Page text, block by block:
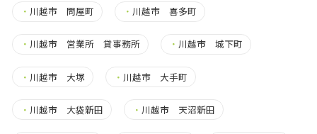
・ 川越市 問屋町 ・ 川越市 喜多町
・ 川越市 営業所 貸事務所 ・ 川越市 城下町
・ 川越市 大塚 ・ 川越市 大手町
・ 川越市 大袋新田 ・ 川越市 天沼新田